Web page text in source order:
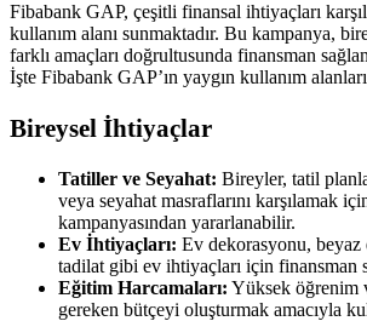
Fibabank GAP, çeşitli finansal ihtiyaçları
kullanım alanı sunmaktadır. Bu kampanya,
farklı amaçları doğrultusunda finansman
İşte Fibabank GAP’ın yaygın kullanım
Bireysel İhtiyaçlar
Tatiller ve Seyahat: Bireyler, tatil
veya seyahat masraflarını karşılamak
kampanyasından yararlanabilir.
Ev İhtiyaçları: Ev dekorasyonu, beyaz
tadilat gibi ev ihtiyaçları için finansman
Eğitim Harcamaları: Yüksek öğrenim
gereken bütçeyi oluşturmak amacıyla